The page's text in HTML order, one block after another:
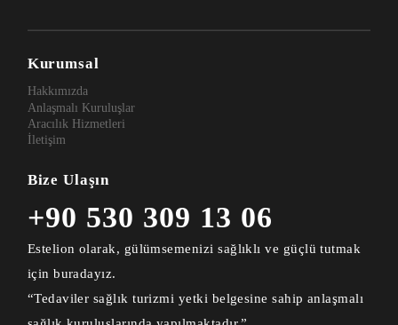
Kurumsal
Hakkımızda
Anlaşmalı Kuruluşlar
Aracılık Hizmetleri
İletişim
Bize Ulaşın
+90 530 309 13 06
Estelion olarak, gülümsemenizi sağlıklı ve güçlü tutmak
için buradayız.
“Tedaviler sağlık turizmi yetki belgesine sahip anlaşmalı